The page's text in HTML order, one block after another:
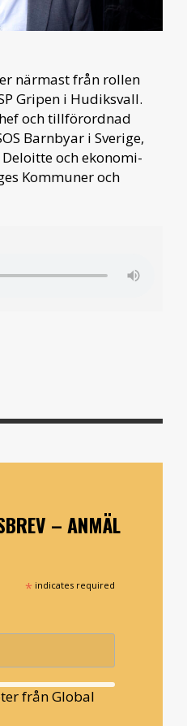
närmast från rollen
Gripen i Hudiksvall.
och tillförordnad
Barnbyar i Sverige,
och ekonomi-
Kommuner och
– ANMÄL
* indicates required
från Global